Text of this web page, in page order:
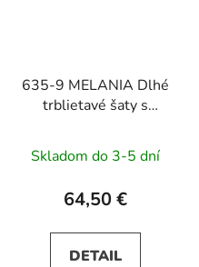
635-9 MELANIA Dlhé
trblietavé šaty s
rukávmi - béžové
Skladom do 3-5 dní
64,50 €
DETAIL